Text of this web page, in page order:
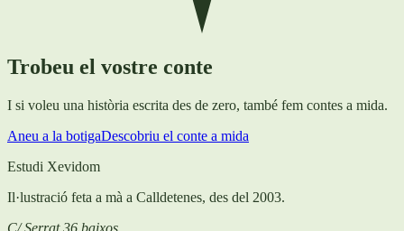
Trobeu el vostre conte
I si voleu una història escrita des de zero, també fem contes a mida.
Aneu a la botigaDescobriu el conte a mida
Estudi Xevidom
Il·lustració feta a mà a Calldetenes, des del 2003.
C/ Serrat 36 baixos